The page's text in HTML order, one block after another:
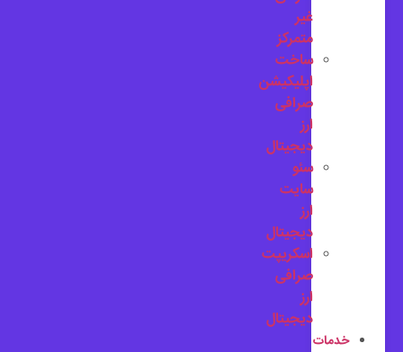
غیر
متمرکز
ساخت
اپلیکیشن
صرافی
ارز
دیجیتال
سئو
سایت
ارز
دیجیتال
اسکریپت
صرافی
ارز
دیجیتال
خدمات